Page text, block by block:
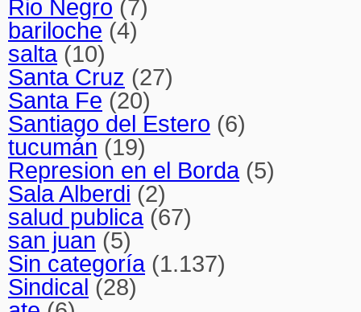
Rio Negro (7)
bariloche (4)
salta(10)
Santa Cruz (27)
Santa Fe (20)
Santiago del Estero (6)
tucumán (19)
Represion en el Borda(5)
Sala Alberdi (2)
salud publica(67)
san juan (5)
Sin categoría(1.137)
Sindical (28)